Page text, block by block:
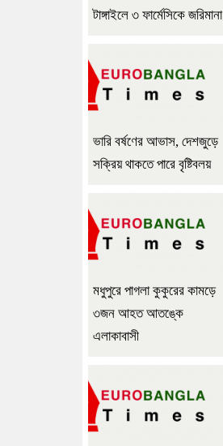
টাঙ্গাইলে ৩ ফার্মেসিকে জরিমানা
ভারি বর্ষণের আভাস, দেশজুড়ে
সক্রিয় থাকতে পারে বৃষ্টিবলয়
মধুপুরে পাগলা কুকুরের কামড়ে
৩জন আহত আতঙ্কে
এলাকাবাসী